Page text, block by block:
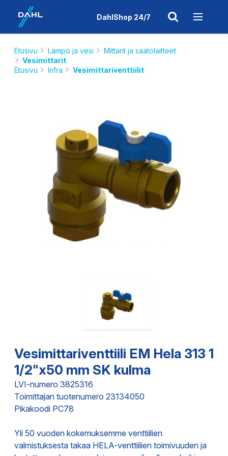
DahlShop 24/7
Etusivu Lämpö ja vesi
Mittarit ja säätölaitteet
Vesimittarit
Etusivu
Infra Vesimittariventtiilit
Vesimittariventtiili EM Hela 313 1
1/2"x50 mm SK kulma
LVI-numero 3825316
Toimittajan tuotenumero 23134050
Pikakoodi PC78
Yli 50 vuoden kokemuksemme venttiilien
valmistuksesta takaa HELA-venttiilien toimivuuden ja